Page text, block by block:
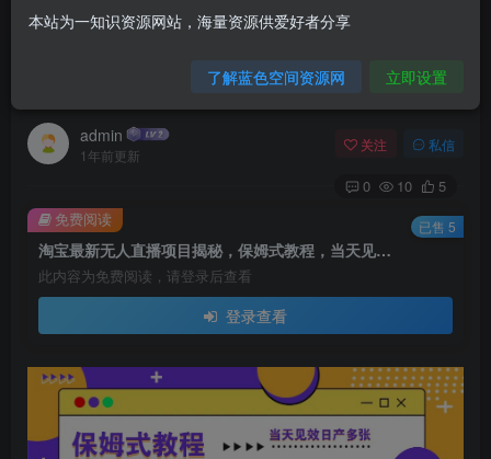
首页 电商运营 正文
淘宝最新无人直播项目揭秘，保姆式教程，当天见
admin
1年前更新
关注 私信
0 10 5
淘宝最新无人直播项目揭秘，保姆式教程，当天见效日产多张
此内容为免费阅读，请登录后查看
登录查看
免费阅读 已售 5
本站为一知识资源网站，海量资源供爱好者分享
了解蓝色空间资源网 立即设置